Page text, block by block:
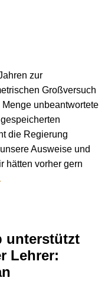
zur
Großversuch
unbeantwortete
die Regierung
Ausweise und
hätten vorher gern
unterstützt
Lehrer: